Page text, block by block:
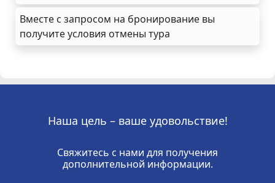
Вместе с запросом на бронирование вы
получите условия отмены тура
Наша цель – ваше удовольствие!
Свяжитесь с нами для получения
дополнительной информации.